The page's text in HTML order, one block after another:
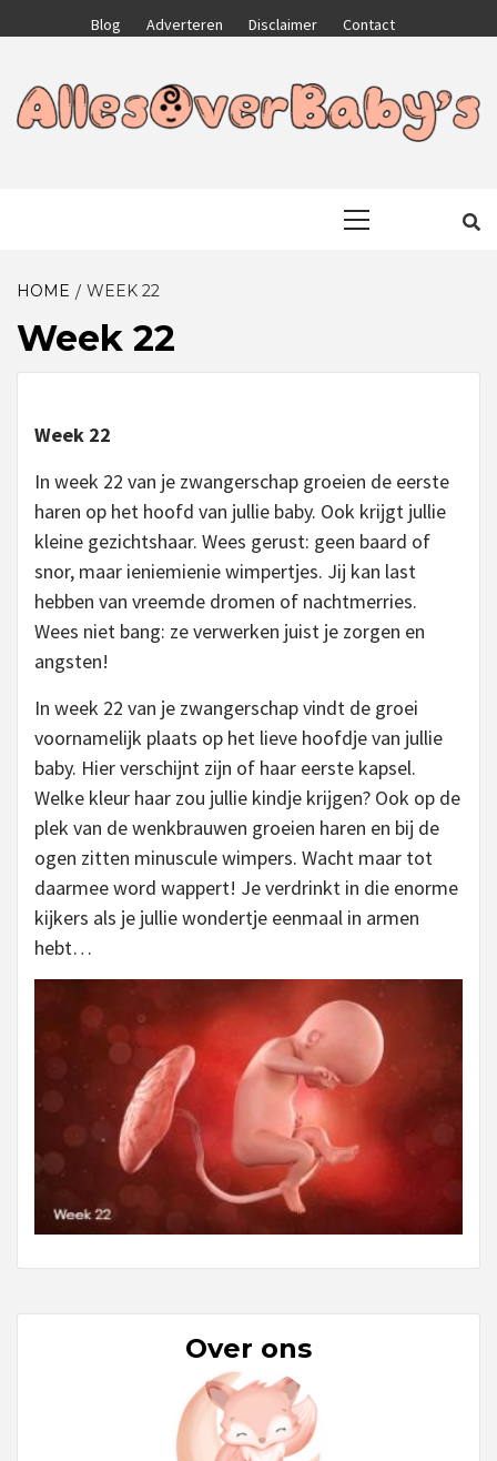
to
Blog Adverteren Disclaimer Contact
HOME WEEK 22
Week 22
Week 22
In week 22 van je zwangerschap groeien de eerste
haren op het hoofd van jullie baby. Ook krijgt jullie
kleine gezichtshaar. Wees gerust: geen baard of
snor, maar ieniemienie wimpertjes. Jij kan last
hebben van vreemde dromen of nachtmerries.
Wees niet bang: ze verwerken juist je zorgen en
angsten!
In week 22 van je zwangerschap vindt de groei
voornamelijk plaats op het lieve hoofdje van jullie
baby. Hier verschijnt zijn of haar eerste kapsel.
Welke kleur haar zou jullie kindje krijgen? Ook op de
plek van de wenkbrauwen groeien haren en bij de
ogen zitten minuscule wimpers. Wacht maar tot
daarmee word wappert! Je verdrinkt in die enorme
kijkers als je jullie wondertje eenmaal in armen
hebt…
Over ons